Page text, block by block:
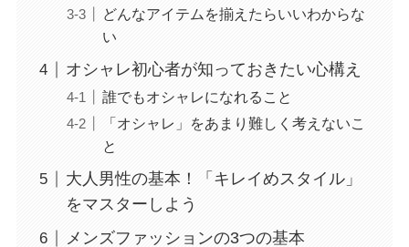
どんなアイテムを揃えたらいいわからな
い
オシャレ初心者が知っておきたい心構え
誰でもオシャレになれること
「オシャレ」をあまり難しく考えないこ
と
大人男性の基本！「キレイめスタイル」
をマスターしよう
メンズファッションの3つの基本